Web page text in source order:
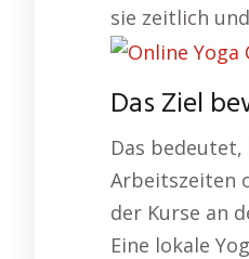
sie zeitlich
Das Ziel
Das
Arbeitszeiten
der Kurse an
Eine lokale